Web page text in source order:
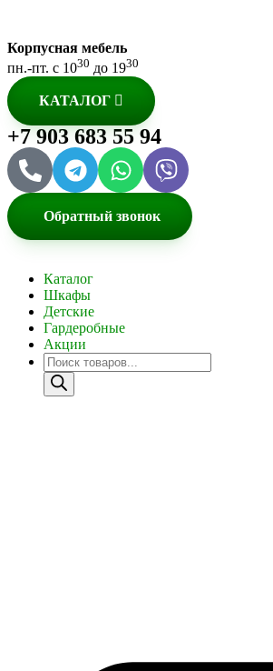
Корпусная мебель
пн.-пт. с 1030 до 1930
КАТАЛОГ
+7 903 683 55 94
Обратный звонок
Каталог
Шкафы
Детские
Гардеробные
Акции